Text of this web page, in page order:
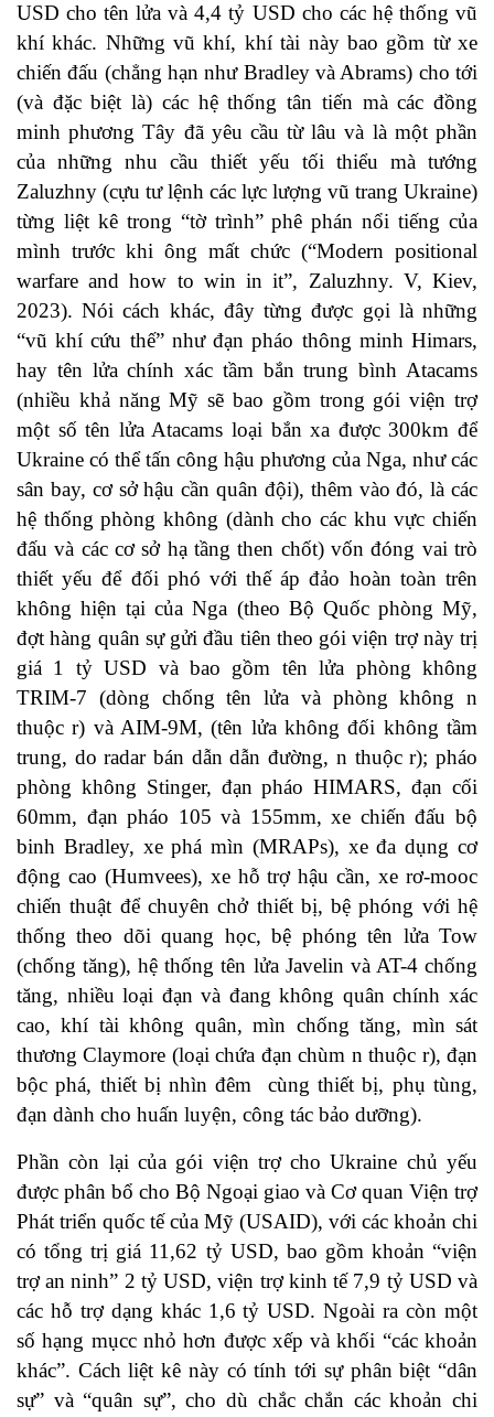
USD cho tên lửa và 4,4 tỷ USD cho các hệ thống vũ
khí khác. Những vũ khí, khí tài này bao gồm từ xe
chiến đấu (chẳng hạn như Bradley và Abrams) cho tới
(và đặc biệt là) các hệ thống tân tiến mà các đồng
minh phương Tây đã yêu cầu từ lâu và là một phần
của những nhu cầu thiết yếu tối thiểu mà tướng
Zaluzhny (cựu tư lệnh các lực lượng vũ trang Ukraine)
từng liệt kê trong “tờ trình” phê phán nổi tiếng của
mình trước khi ông mất chức (“Modern positional
warfare and how to win in it”, Zaluzhny. V, Kiev,
2023). Nói cách khác, đây từng được gọi là những
“vũ khí cứu thế” như đạn pháo thông minh Himars,
hay tên lửa chính xác tầm bắn trung bình Atacams
(nhiều khả năng Mỹ sẽ bao gồm trong gói viện trợ
một số tên lửa Atacams loại bắn xa được 300km để
Ukraine có thể tấn công hậu phương của Nga, như các
sân bay, cơ sở hậu cần quân đội), thêm vào đó, là các
hệ thống phòng không (dành cho các khu vực chiến
đấu và các cơ sở hạ tầng then chốt) vốn đóng vai trò
thiết yếu để đối phó với thế áp đảo hoàn toàn trên
không hiện tại của Nga (theo Bộ Quốc phòng Mỹ,
đợt hàng quân sự gửi đầu tiên theo gói viện trợ này trị
giá 1 tỷ USD và bao gồm tên lửa phòng không
TRIM-7 (dòng chống tên lửa và phòng không n
thuộc r) và AIM-9M, (tên lửa không đối không tầm
trung, do radar bán dẫn dẫn đường, n thuộc r); pháo
phòng không Stinger, đạn pháo HIMARS, đạn cối
60mm, đạn pháo 105 và 155mm, xe chiến đấu bộ
binh Bradley, xe phá mìn (MRAPs), xe đa dụng cơ
động cao (Humvees), xe hỗ trợ hậu cần, xe rơ-mooc
chiến thuật để chuyên chở thiết bị, bệ phóng với hệ
thống theo dõi quang học, bệ phóng tên lửa Tow
(chống tăng), hệ thống tên lửa Javelin và AT-4 chống
tăng, nhiều loại đạn và đang không quân chính xác
cao, khí tài không quân, mìn chống tăng, mìn sát
thương Claymore (loại chứa đạn chùm n thuộc r), đạn
bộc phá, thiết bị nhìn đêm cùng thiết bị, phụ tùng,
đạn dành cho huấn luyện, công tác bảo dưỡng).
Phần còn lại của gói viện trợ cho Ukraine chủ yếu
được phân bổ cho Bộ Ngoại giao và Cơ quan Viện trợ
Phát triển quốc tế của Mỹ (USAID), với các khoản chi
có tổng trị giá 11,62 tỷ USD, bao gồm khoản “viện
trợ an ninh” 2 tỷ USD, viện trợ kinh tế 7,9 tỷ USD và
các hỗ trợ dạng khác 1,6 tỷ USD. Ngoài ra còn một
số hạng mụcc nhỏ hơn được xếp và khối “các khoản
khác”. Cách liệt kê này có tính tới sự phân biệt “dân
sự” và “quân sự”, cho dù chắc chắn các khoản chi